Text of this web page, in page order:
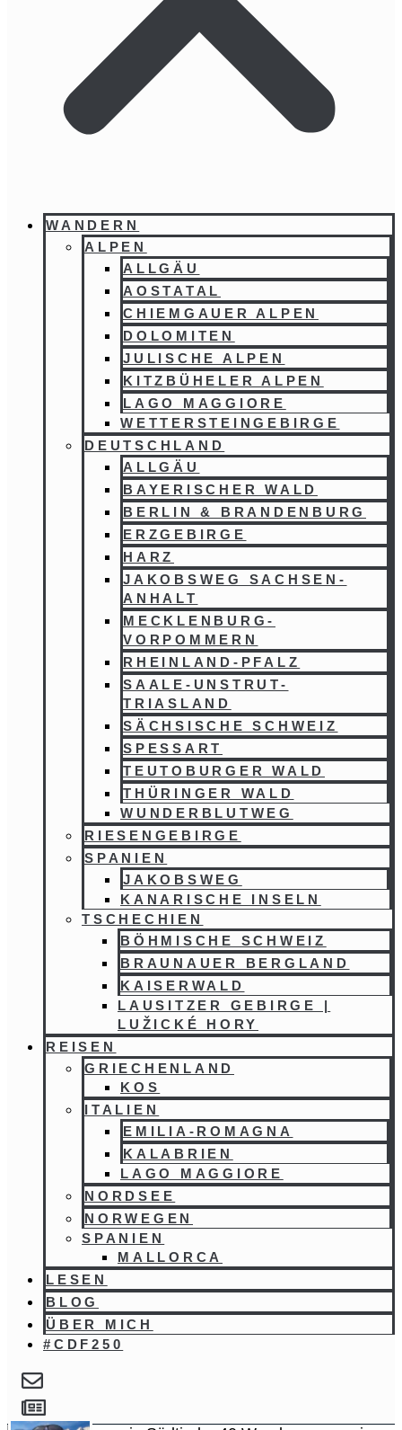
WANDERN
ALPEN
ALLGÄU
AOSTATAL
CHIEMGAUER ALPEN
DOLOMITEN
JULISCHE ALPEN
KITZBÜHELER ALPEN
LAGO MAGGIORE
WETTERSTEINGEBIRGE
DEUTSCHLAND
ALLGÄU
BAYERISCHER WALD
BERLIN & BRANDENBURG
ERZGEBIRGE
HARZ
JAKOBSWEG SACHSEN-
ANHALT
MECKLENBURG-
VORPOMMERN
RHEINLAND-PFALZ
SAALE-UNSTRUT-
TRIASLAND
SÄCHSISCHE SCHWEIZ
SPESSART
TEUTOBURGER WALD
THÜRINGER WALD
WUNDERBLUTWEG
RIESENGEBIRGE
SPANIEN
JAKOBSWEG
KANARISCHE INSELN
TSCHECHIEN
BÖHMISCHE SCHWEIZ
BRAUNAUER BERGLAND
KAISERWALD
LAUSITZER GEBIRGE |
LUŽICKÉ HORY
REISEN
GRIECHENLAND
KOS
ITALIEN
EMILIA-ROMAGNA
KALABRIEN
LAGO MAGGIORE
NORDSEE
NORWEGEN
SPANIEN
MALLORCA
LESEN
BLOG
ÜBER MICH
#CDF250